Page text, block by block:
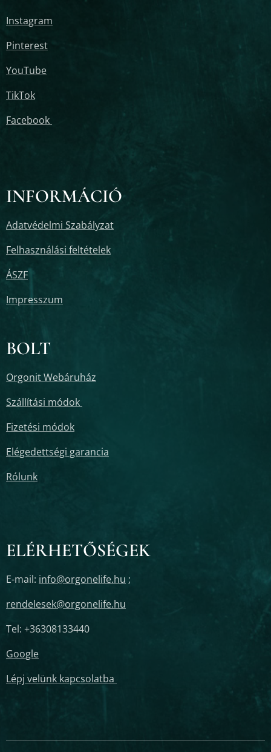
Instagram
Pinterest
YouTube
TikTok
Facebook
INFORMÁCIÓ
Adatvédelmi Szabályzat
Felhasználási feltételek
ÁSZF
Impresszum
BOLT
Orgonit Webáruház
Szállítási módok
Fizetési módok
Elégedettségi garancia
Rólunk
ELÉRHETŐSÉGEK
E-mail: info@orgonelife.hu ;
rendelesek@orgonelife.hu
Tel: +36308133440
Google
Lépj velünk kapcsolatba